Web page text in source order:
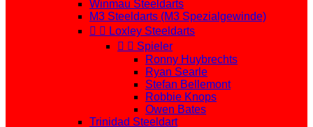
Winmau Steeldarts
M3 Steeldarts (M3 Spezialgewinde)
  Loxley Steeldarts
  Spieler
Ronny Huybrechts
Ryan Searle
Stefan Bellemont
Robbie Knops
Owen Bates
Trinidad Steeldart